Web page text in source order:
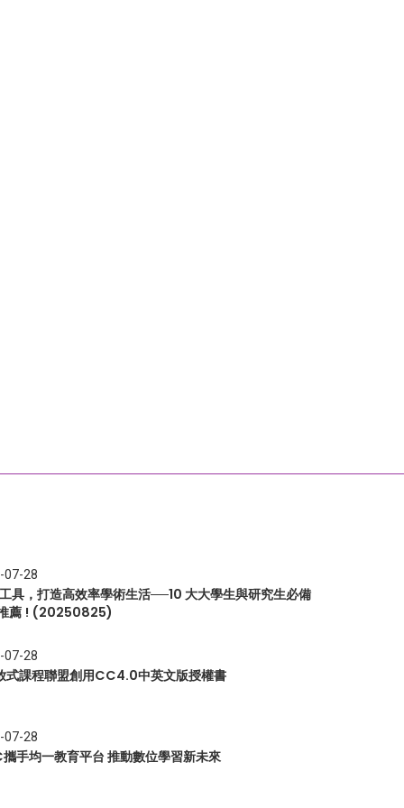
28
具，打造高效率學術生活──10 大大學生與研究生必備
薦 ! (20250825)
28
式課程聯盟創用CC4.0中英文版授權書
28
手均一教育平台 推動數位學習新未來